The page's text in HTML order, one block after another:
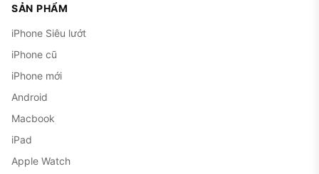
SẢN PHẨM
iPhone Siêu lướt
iPhone cũ
iPhone mới
Android
Macbook
iPad
Apple Watch